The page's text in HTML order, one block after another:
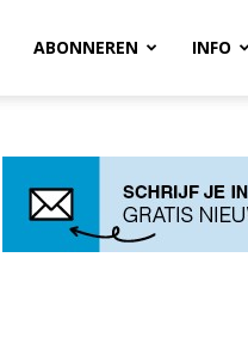
ABONNEREN INFO